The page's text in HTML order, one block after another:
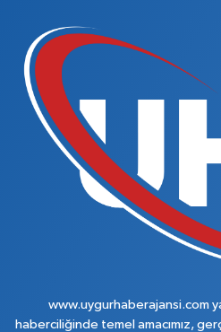
www.uygurhaberajansi.com
haberciliğinde temel amacımız,